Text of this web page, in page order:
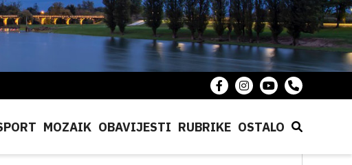
MOZAIK OBAVIJESTI RUBRIKE OSTALO